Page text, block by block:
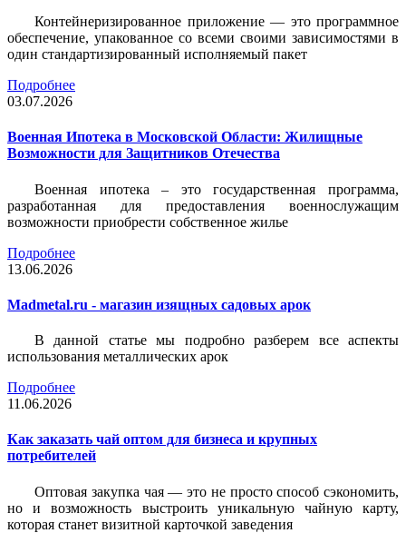
Контейнеризированное приложение — это программное
обеспечение, упакованное со всеми своими зависимостями в
один стандартизированный исполняемый пакет
Подробнее
03.07.2026
Военная Ипотека в Московской Области: Жилищные
Возможности для Защитников Отечества
Военная ипотека – это государственная программа,
разработанная для предоставления военнослужащим
возможности приобрести собственное жилье
Подробнее
13.06.2026
Madmetal.ru - магазин изящных садовых арок
В данной статье мы подробно разберем все аспекты
использования металлических арок
Подробнее
11.06.2026
Как заказать чай оптом для бизнеса и крупных
потребителей
Оптовая закупка чая — это не просто способ сэкономить,
но и возможность выстроить уникальную чайную карту,
которая станет визитной карточкой заведения